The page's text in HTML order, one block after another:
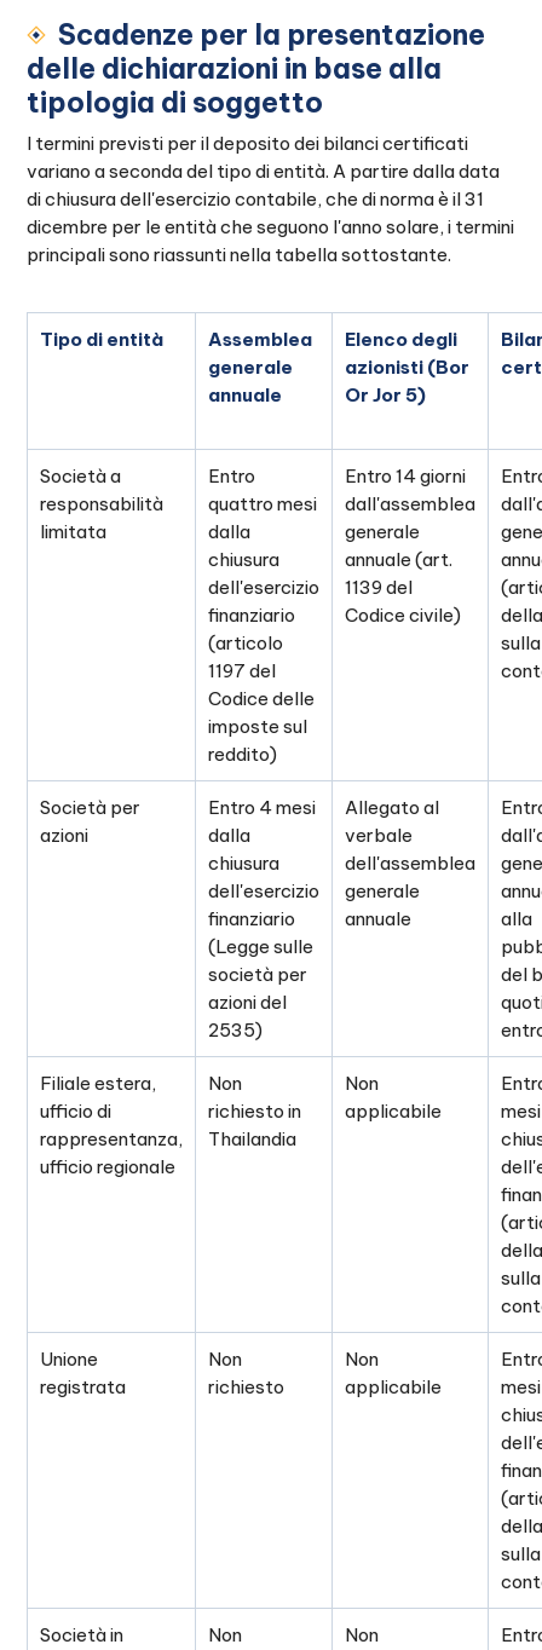
Scadenze per la presentazione
delle dichiarazioni in base alla
tipologia di soggetto
I termini previsti per il deposito dei bilanci certificati
variano a seconda del tipo di entità. A partire dalla data
di chiusura dell'esercizio contabile, che di norma è il 31
dicembre per le entità che seguono l'anno solare, i termini
principali sono riassunti nella tabella sottostante.
Tipo di entità
Assemblea
generale
annuale
Elenco degli
azionisti (Bor
Or Jor 5)
Società a
responsabilità
limitata
Entro
quattro mesi
dalla
chiusura
dell'esercizio
finanziario
(articolo
1197 del
Codice delle
imposte sul
reddito)
Entro 14 giorni
dall'assemblea
generale
annuale (art.
1139 del
Codice civile)
sulla
Società per
azioni
Entro 4 mesi
dalla
chiusura
dell'esercizio
finanziario
(Legge sulle
società per
azioni del
2535)
Allegato al
verbale
dell'assemblea
generale
annuale
alla
del
Filiale estera,
ufficio di
rappresentanza,
ufficio regionale
Non
richiesto in
Thailandia
Non
applicabile
sulla
Unione
registrata
Non
richiesto
Non
applicabile
sulla
Società in
Non
Non